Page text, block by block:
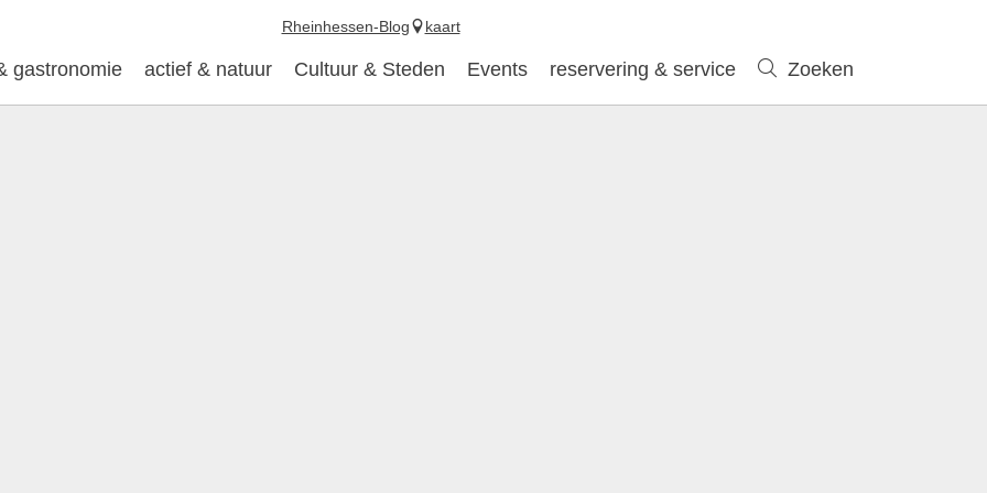
gastronomie actief & natuur Cultuur & Steden Events reservering & service Zoeken
Rheinhessen-Blog kaart